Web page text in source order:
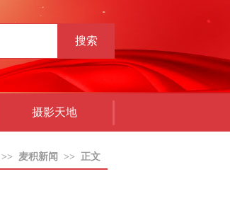
搜索
摄影天地
>> 麦积新闻 >> 正文